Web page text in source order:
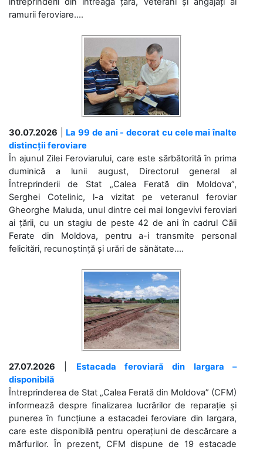
ramurii feroviare....
30.07.2026
La 99 de ani - decorat cu cele mai înalte
distincții feroviare
În ajunul Zilei Feroviarului, care este sărbătorită în prima
duminică a lunii august, Directorul general al
Întreprinderii de Stat „Calea Ferată din Moldova”,
Serghei Cotelinic, l-a vizitat pe veteranul feroviar
Gheorghe Maluda, unul dintre cei mai longevivi feroviari
ai țării, cu un stagiu de peste 42 de ani în cadrul Căii
Ferate din Moldova, pentru a-i transmite personal
felicitări, recunoștință și urări de sănătate....
27.07.2026
Estacada feroviară din Iargara –
disponibilă
Întreprinderea de Stat „Calea Ferată din Moldova” (CFM)
informează despre finalizarea lucrărilor de reparație și
punerea în funcțiune a estacadei feroviare din Iargara,
care este disponibilă pentru operațiuni de descărcare a
mărfurilor. În prezent, CFM dispune de 19 estacade